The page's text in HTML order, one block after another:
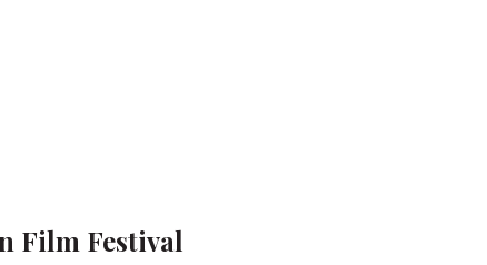
Film Festival